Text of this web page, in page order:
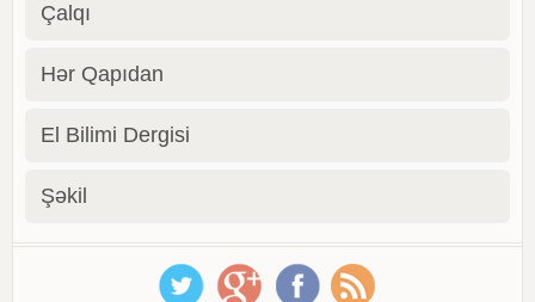
Çalqı
Hər Qapıdan
El Bilimi Dergisi
Şəkil